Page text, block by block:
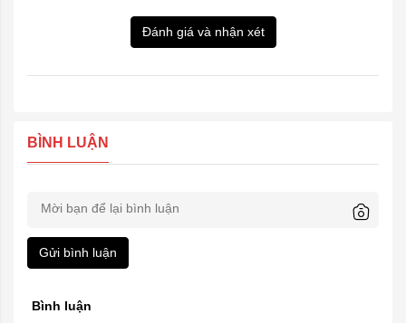
Đánh giá và nhận xét
BÌNH LUẬN
Gửi bình luận
Bình luận